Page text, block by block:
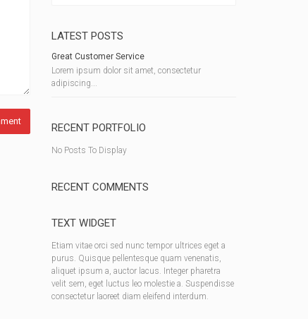
LATEST POSTS
Great Customer Service
Lorem ipsum dolor sit amet, consectetur
adipiscing...
RECENT PORTFOLIO
No Posts To Display
RECENT COMMENTS
TEXT WIDGET
Etiam vitae orci sed nunc tempor ultrices eget a
purus. Quisque pellentesque quam venenatis,
aliquet ipsum a, auctor lacus. Integer pharetra
velit sem, eget luctus leo molestie a. Suspendisse
consectetur laoreet diam eleifend interdum.